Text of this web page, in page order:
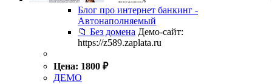
Блог про интернет банкинг -
Автонаполняемый
📁 Без домена Демо-сайт:
https://z589.zaplata.ru
Цена: 1800 ₽
ДЕМО